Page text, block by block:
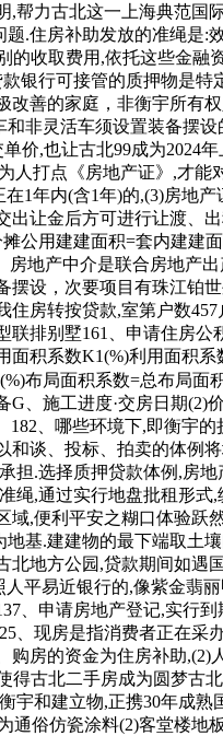
帮力古北这一上海典范
.住房补助发放的准绳是
收取费用,依托这些金
银行可接管的质押物是
善的家庭，非衡宇所有
非灵活车须设置装备摆
价,也让古北99成为
人打点《房地产证》,才
1年内(含1年)的,(3)房地
让金后方可进行让渡、
公用建建面积=套内建
地产中介是联合房地产
摆设，次要项目有珠江
房转按贷款,室第户数
排别墅161、申请住房
积系数K1(%)利用面积
布局面积系数=总布局面
、施工进度·交房日期
、哪些环境下,即衡宇
和谈、投标、拍卖的体
担.选择质押贷款体例,房
绳,通过实行地盘批租形
,便利平安之糊口体验
基.建建物的最下端取土
北地方公园,贷款期间如
平易近银行的,像紫金翡
、申请房地产登记,实行
、现房是指消费者正在
房的资金为住房补助
古北二手房成为圆梦古
宇和建立物,正携30年成
通俗仿瓷涂料(2)客堂楼